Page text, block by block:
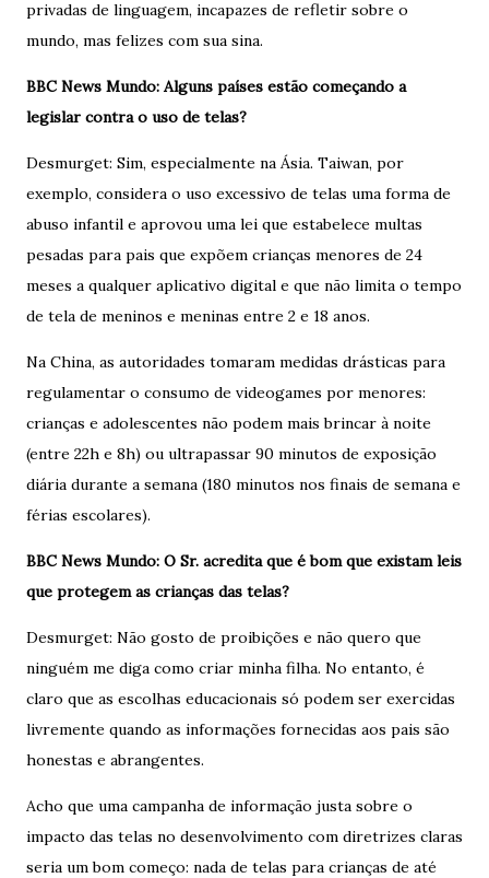
privadas de linguagem, incapazes de refletir sobre o
mundo, mas felizes com sua sina.
BBC News Mundo: Alguns países estão começando a
legislar contra o uso de telas?
Desmurget: Sim, especialmente na Ásia. Taiwan, por
exemplo, considera o uso excessivo de telas uma forma de
abuso infantil e aprovou uma lei que estabelece multas
pesadas para pais que expõem crianças menores de 24
meses a qualquer aplicativo digital e que não limita o tempo
de tela de meninos e meninas entre 2 e 18 anos.
Na China, as autoridades tomaram medidas drásticas para
regulamentar o consumo de videogames por menores:
crianças e adolescentes não podem mais brincar à noite
(entre 22h e 8h) ou ultrapassar 90 minutos de exposição
diária durante a semana (180 minutos nos finais de semana e
férias escolares).
BBC News Mundo: O Sr. acredita que é bom que existam leis
que protegem as crianças das telas?
Desmurget: Não gosto de proibições e não quero que
ninguém me diga como criar minha filha. No entanto, é
claro que as escolhas educacionais só podem ser exercidas
livremente quando as informações fornecidas aos pais são
honestas e abrangentes.
Acho que uma campanha de informação justa sobre o
impacto das telas no desenvolvimento com diretrizes claras
seria um bom começo: nada de telas para crianças de até